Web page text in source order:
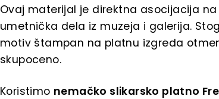
Ovaj materijal je direktna asocijacija
umetnička dela iz muzeja i galerija.
motiv štampan na platnu izgreda
skupoceno.
Koristimo nemačko slikarsko platno